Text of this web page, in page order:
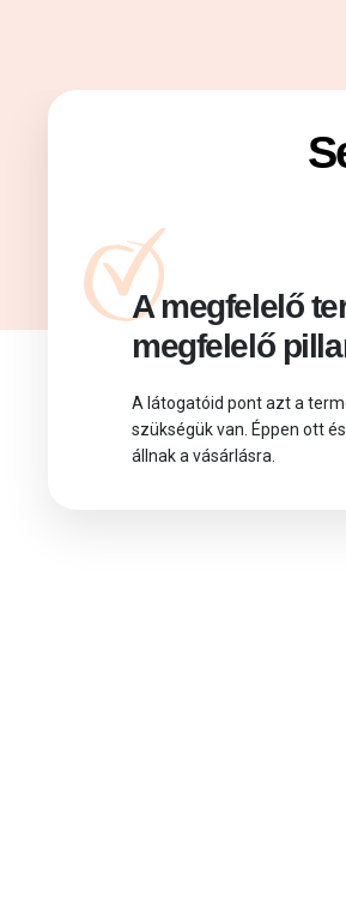
A megfelelő
megfelelő
A látogatóid pont azt a
szükségük van. Éppen ott
állnak a vásárlásra.